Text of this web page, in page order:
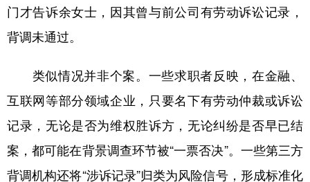
公益 一带一路 亚太网 上市公司
门才告诉余女士，因其曾与前公司有劳动诉讼记录，
背调未通过。
类似情况并非个案。一些求职者反映，在金融、
互联网等部分领域企业，只要名下有劳动仲裁或诉讼
记录，无论是否为维权胜诉方，无论纠纷是否早已结
案，都可能在背景调查环节被“一票否决”。一些第三方
背调机构还将“涉诉记录”归类为风险信号，形成标准化